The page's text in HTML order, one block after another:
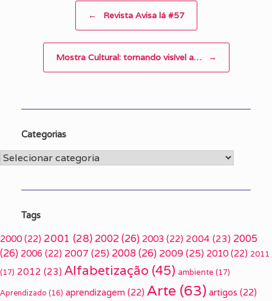
← Revista Avisa lá #57
Mostra Cultural: tornando visível a… →
Categorias
Categorias
Tags
2000 (22) 2001 (28) 2002(26) 2003 (22) 2004 (23) 2005
(26) 2006 (22) 2007 (25) 2008(26) 2009(25) 2010 (22) 2011
(17) 2012 (23) Alfabetização (45) ambiente (17)
Aprendizado (16) aprendizagem (22) Arte (63) artigos (22)